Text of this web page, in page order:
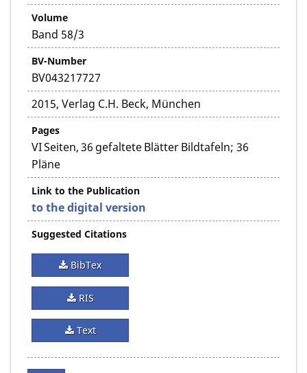
Volume
Band 58/3
BV-Number
BV043217727
2015, Verlag C.H. Beck, München
Pages
VI Seiten, 36 gefaltete Blätter Bildtafeln; 36
Pläne
Link to the Publication
to the digital version
Suggested Citations
BibTex
RIS
Text